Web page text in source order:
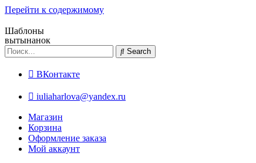
Перейти к содержимому
Шаблоны
вытынанок
Search
ВКонтакте
iuliaharlova@yandex.ru
Магазин
Корзина
Оформление заказа
Мой аккаунт